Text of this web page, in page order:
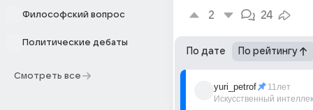
Философский вопрос
Политические дебаты
Смотреть все
2 24
По дате По рейтингу
yuri_petrof
Искусственный
11лет